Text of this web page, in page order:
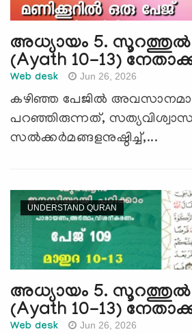
അധ്യായം 5. സൂറത്തുല്‍
(Ayath 10-13)
Web desk Jun 26, 2026
കഴിഞ്ഞ പേജില്‍
പറഞ്ഞിരുന്നത്, സത്യവിശ്വാസം
സല്‍ക്കര്‍മങ്ങളനുഷ്ഠിച്ച്,...
UNDERSTAND QURAN
അധ്യായം 5. സൂറത്തുല്‍
(Ayath 10-13)
Web desk Jun 26, 2026